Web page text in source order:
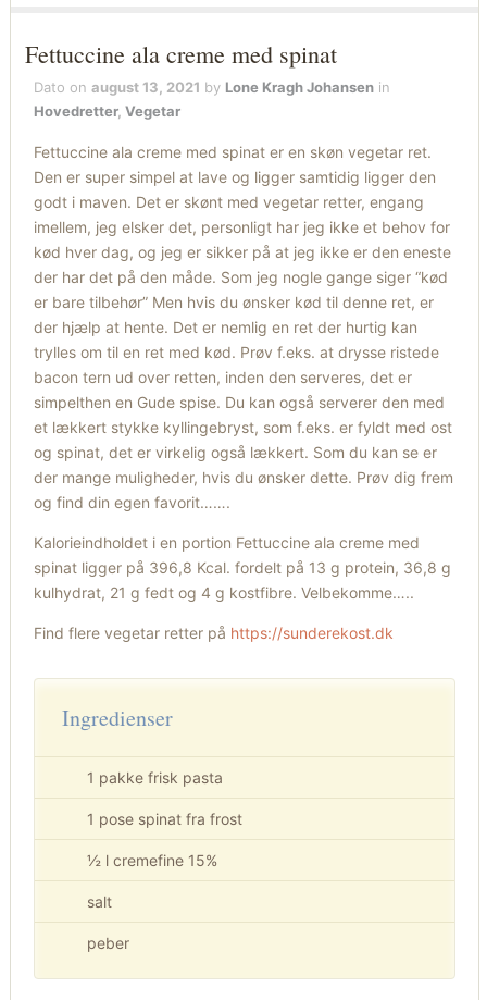
Fettuccine ala creme med spinat
Dato onaugust 13, 2021 by Lone Kragh Johansen in
Hovedretter,Vegetar
Fettuccine ala creme med spinat er en skøn vegetar ret.
Den er super simpel at lave og ligger samtidig ligger den
godt i maven. Det er skønt med vegetar retter, engang
imellem, jeg elsker det, personligt har jeg ikke et behov for
kød hver dag, og jeg er sikker på at jeg ikke er den eneste
der har det på den måde. Som jeg nogle gange siger “kød
er bare tilbehør” Men hvis du ønsker kød til denne ret, er
der hjælp at hente. Det er nemlig en ret der hurtig kan
trylles om til en ret med kød. Prøv f.eks. at drysse ristede
bacon tern ud over retten, inden den serveres, det er
simpelthen en Gude spise. Du kan også serverer den med
et lækkert stykke kyllingebryst, som f.eks. er fyldt med ost
og spinat, det er virkelig også lækkert. Som du kan se er
der mange muligheder, hvis du ønsker dette. Prøv dig frem
og find din egen favorit…….
Kalorieindholdet i en portion Fettuccine ala creme med
spinat ligger på 396,8 Kcal. fordelt på 13 g protein, 36,8 g
kulhydrat, 21 g fedt og 4 g kostfibre. Velbekomme…..
Find flere vegetar retter på https://sunderekost.dk
Ingredienser
1 pakke frisk pasta
1 pose spinat fra frost
½ l cremefine 15%
salt
peber